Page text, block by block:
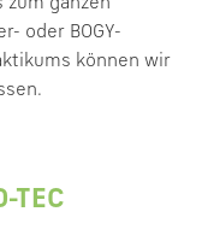
oder BOGY-
können wir
TEC